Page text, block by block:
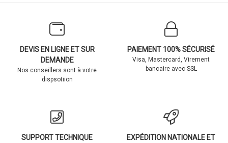
DEVIS EN LIGNE ET SUR
DEMANDE
Nos conseillers sont à votre
dispsotiion
PAIEMENT 100% SÉCURISÉ
Visa, Mastercard, Virement
bancaire avec SSL
SUPPORT TECHNIQUE
EXPÉDITION NATIONALE ET